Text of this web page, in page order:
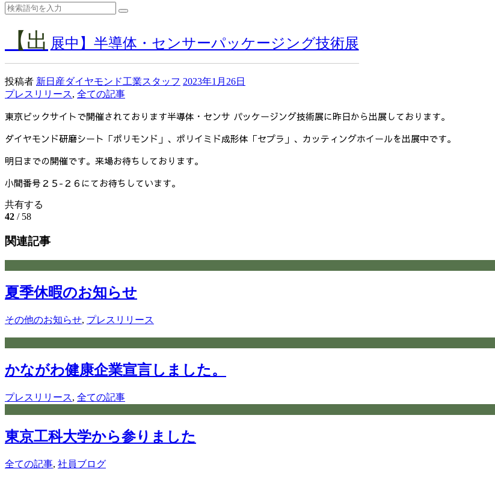
【出 展中】半導体・センサーパッケージング技術展
投稿者 新日産ダイヤモンド工業スタッフ 2023年1月26日
プレスリリース, 全ての記事
東京ビックサイトで開催されております半導体・センサ パッケージング技術展に昨日から出展しております。
ダイヤモンド研磨シート「ポリモンド」、ポリイミド成形体「セプラ」、カッティングホイールを出展中です。
明日までの開催です。来場お待ちしております。
小間番号２５-２６にてお待ちしています。
共有する
42 / 58
関連記事
夏季休暇のお知らせ
その他のお知らせ, プレスリリース
かながわ健康企業宣言しました。
プレスリリース, 全ての記事
東京工科大学から参りました
全ての記事, 社員ブログ